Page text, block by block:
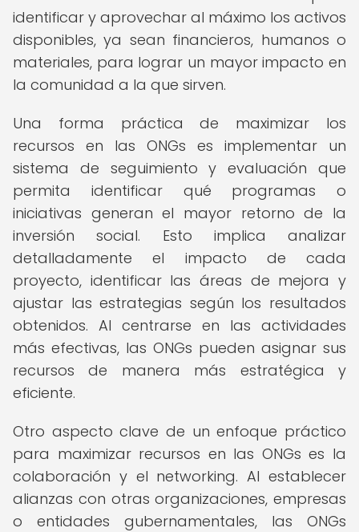
identificar y aprovechar al máximo los activos
disponibles, ya sean financieros, humanos o
materiales, para lograr un mayor impacto en
la comunidad a la que sirven.
Una forma práctica de maximizar los
recursos en las ONGs es implementar un
sistema de seguimiento y evaluación que
permita identificar qué programas o
iniciativas generan el mayor retorno de la
inversión social. Esto implica analizar
detalladamente el impacto de cada
proyecto, identificar las áreas de mejora y
ajustar las estrategias según los resultados
obtenidos. Al centrarse en las actividades
más efectivas, las ONGs pueden asignar sus
recursos de manera más estratégica y
eficiente.
Otro aspecto clave de un enfoque práctico
para maximizar recursos en las ONGs es la
colaboración y el networking. Al establecer
alianzas con otras organizaciones, empresas
o entidades gubernamentales, las ONGs